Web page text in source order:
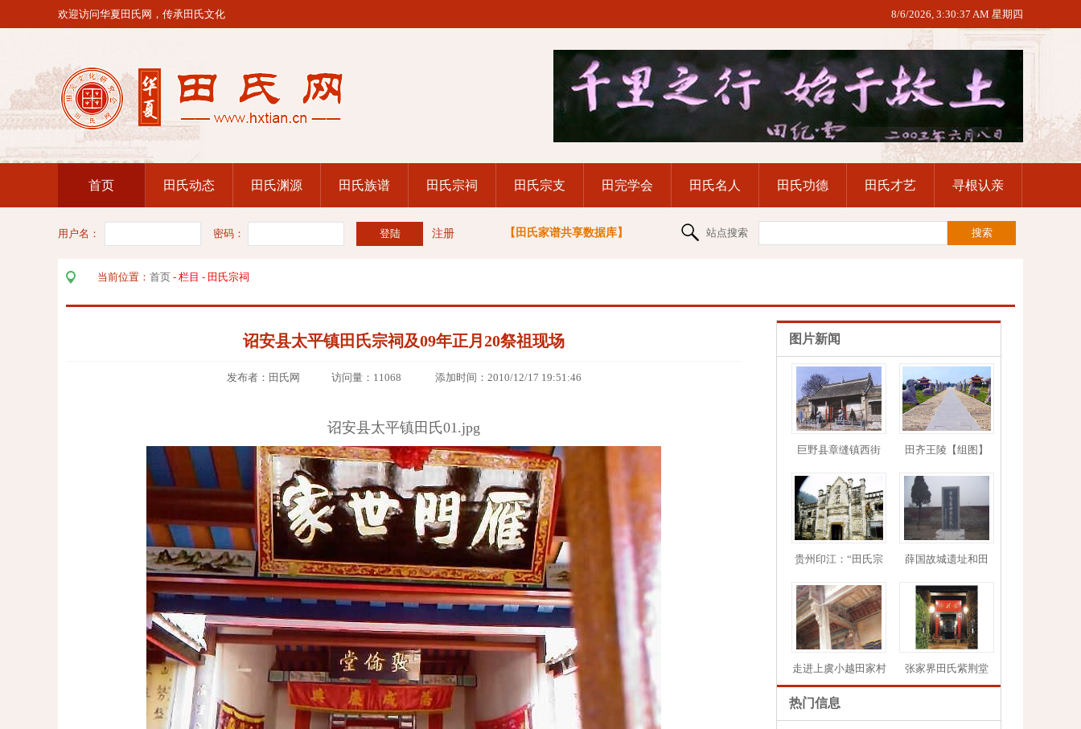
欢迎访问华夏田氏网，传承田氏文化 8/6/2026, 3:30:39 AM 星期四
45
首页 田氏动态 田氏渊源 田氏族谱 田氏宗祠 田氏宗支 田完学会 田氏名人 田氏功德 田氏才艺 寻根认亲
用户名： 密码： 注册 【田氏家谱共享数据库】 站点搜索
当前位置： 首页 - 栏目 - 田氏宗祠
诏安县太平镇田氏宗祠及09年正月20祭祖现场
发布者：田氏网 访问量：11068 添加时间：2010/12/17 19:51:46
诏安县太平镇田氏01.jpg
图片新闻
巨野县章缝镇西街 田齐王陵【组图】
贵州印江：“田氏宗 薛国故城遗址和田
走进上虞小越田家村 张家界田氏紫荆堂
热门信息